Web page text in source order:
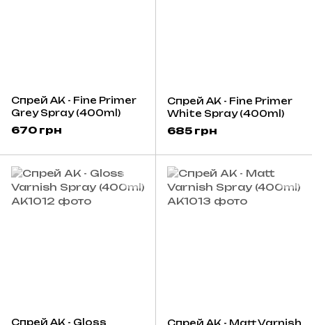
Спрей AK - Fine Primer
Grey Spray (400ml)
670 грн
Спрей AK - Fine Primer
White Spray (400ml)
685 грн
Спрей AK - Gloss
Спрей AK - Matt Varnish